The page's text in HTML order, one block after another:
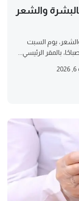
والشعر
يوم السبت